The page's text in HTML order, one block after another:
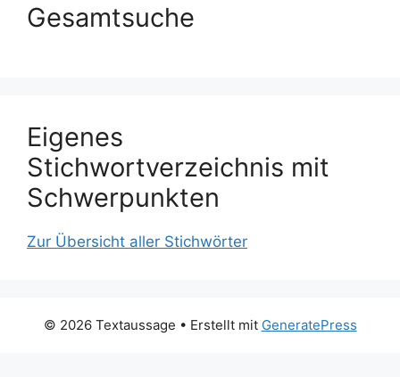
Gesamtsuche
Eigenes
Stichwortverzeichnis mit
Schwerpunkten
Zur Übersicht aller Stichwörter
© 2026 Textaussage • Erstellt mit GeneratePress